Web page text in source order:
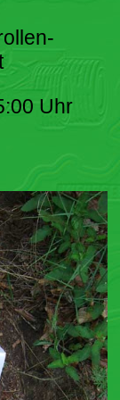
Uhr